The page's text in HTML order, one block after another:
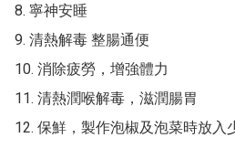
8. 寧神安睡
9. 清熱解毒 整腸通便
10. 消除疲勞，增強體力
11. 清熱潤喉解毒，滋潤腸胃
12. 保鮮，製作泡椒及泡菜時放入